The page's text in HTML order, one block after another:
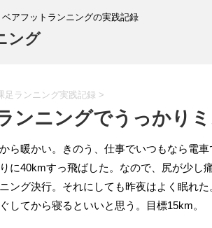
アフットランニングの実践記録
ング
足ランニング実践記録 >
ンニングでうっかり
ら暖かい。きのう、仕事でいつもなら電
に40kmすっ飛ばした。なので、尻が少し
ング決行。それにしても昨夜はよく眠れ
してから寝るといいと思う。目標15km。